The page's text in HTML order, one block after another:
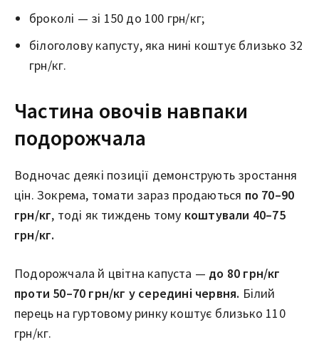
броколі — зі 150 до 100 грн/кг;
білоголову капусту, яка нині коштує близько 32
грн/кг.
Частина овочів навпаки
подорожчала
Водночас деякі позиції демонструють зростання
цін. Зокрема, томати зараз продаються по 70–90
грн/кг, тоді як тиждень тому коштували 40–75
грн/кг.
Подорожчала й цвітна капуста — до 80 грн/кг
проти 50–70 грн/кг у середині червня. Білий
перець на гуртовому ринку коштує близько 110
грн/кг.